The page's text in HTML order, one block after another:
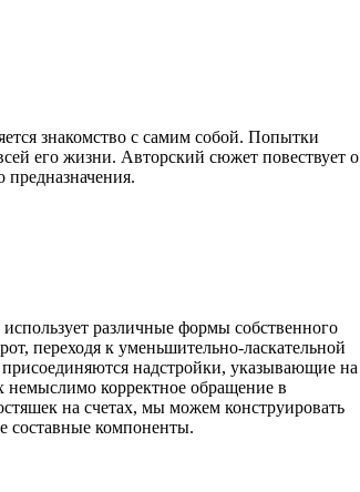
знакомство с самим собой. Попытки
его жизни. Авторский сюжет повествует о
предназначения.
различные формы собственного
переходя к уменьшительно-ласкательной
надстройки, указывающие на
немыслимо корректное обращение в
на счетах, мы можем конструировать
составные компоненты.